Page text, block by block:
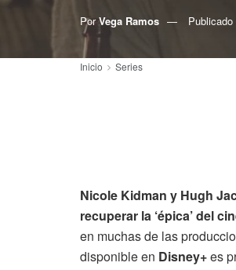
Por Vega Ramos Publicado
Inicio Series
Nicole Kidman y Hugh
recuperar la ‘épica’ del
en muchas de las
disponible en Disney+es